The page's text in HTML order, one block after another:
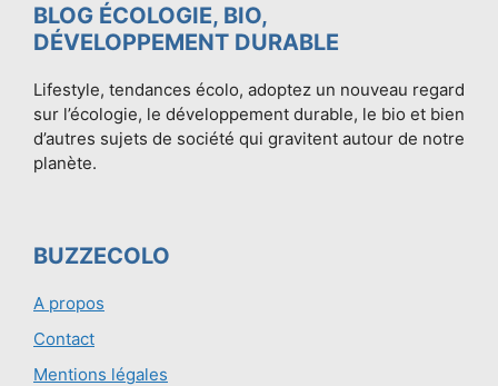
BLOG ÉCOLOGIE, BIO,
DÉVELOPPEMENT DURABLE
Lifestyle, tendances écolo, adoptez un nouveau regard
sur l’écologie, le développement durable, le bio et bien
d’autres sujets de société qui gravitent autour de notre
planète.
BUZZECOLO
A propos
Contact
Mentions légales